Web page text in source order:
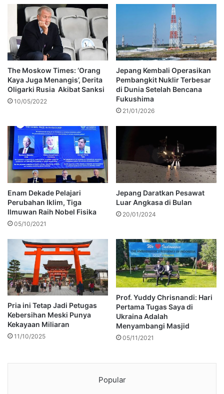
The Moskow Times: ‘Orang
Kaya Juga Menangis’, Derita
Oligarki Rusia Akibat Sanksi
10/05/2022
Jepang Kembali Operasikan
Pembangkit Nuklir Terbesar
di Dunia Setelah Bencana
Fukushima
21/01/2026
Enam Dekade Pelajari
Perubahan Iklim, Tiga
Ilmuwan Raih Nobel Fisika
05/10/2021
Jepang Daratkan Pesawat
Luar Angkasa di Bulan
20/01/2024
Pria ini Tetap Jadi Petugas
Kebersihan Meski Punya
Kekayaan Miliaran
11/10/2025
Prof. Yuddy Chrisnandi: Hari
Pertama Tugas Saya di
Ukraina Adalah
Menyambangi Masjid
05/11/2021
Popular